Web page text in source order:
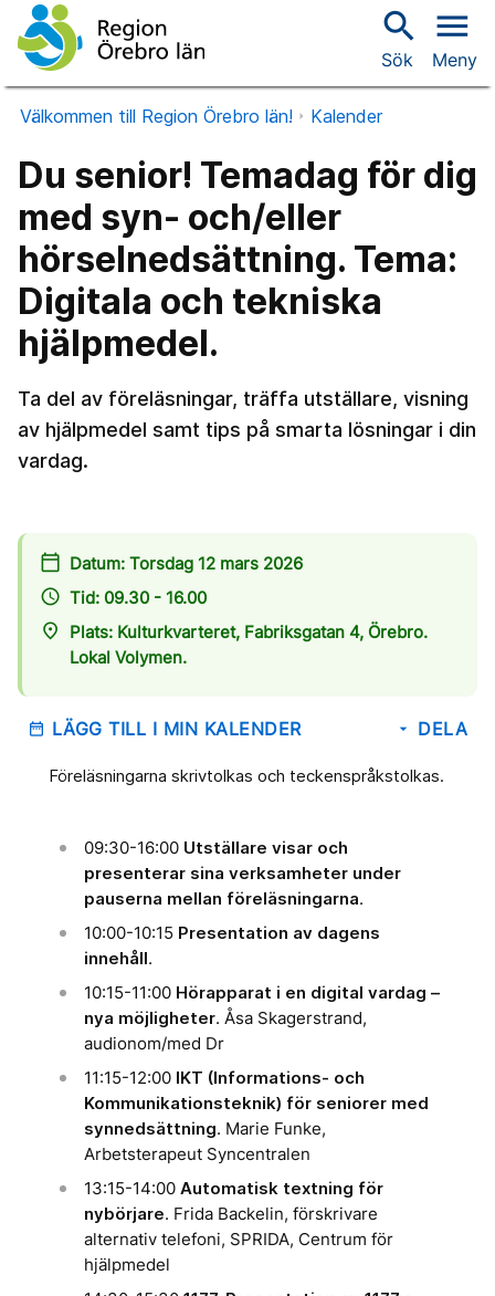
search
Sök
menu
Meny
Välkommen till Region Örebro län! Kalender
Du senior! Temadag för dig
med syn- och/eller
hörselnedsättning. Tema:
Digitala och tekniska
hjälpmedel.
Ta del av föreläsningar, träffa utställare, visning
av hjälpmedel samt tips på smarta lösningar i din
vardag.
calendar_today Datum: Torsdag 12 mars 2026
access_time Tid: 09.30 - 16.00
place
Plats: Kulturkvarteret, Fabriksgatan 4, Örebro.
Lokal Volymen.
date_range LÄGG TILL I MIN KALENDER arrow_drop_down DELA
Föreläsningarna skrivtolkas och teckenspråkstolkas.
09:30-16:00 Utställare visar och
presenterar sina verksamheter under
pauserna mellan föreläsningarna.
10:00-10:15 Presentation av dagens
innehåll.
10:15-11:00 Hörapparat i en digital vardag –
nya möjligheter. Åsa Skagerstrand,
audionom/med Dr
11:15-12:00 IKT (Informations- och
Kommunikationsteknik) för seniorer med
synnedsättning. Marie Funke,
Arbetsterapeut Syncentralen
13:15-14:00 Automatisk textning för
nybörjare. Frida Backelin, förskrivare
alternativ telefoni, SPRIDA, Centrum för
hjälpmedel